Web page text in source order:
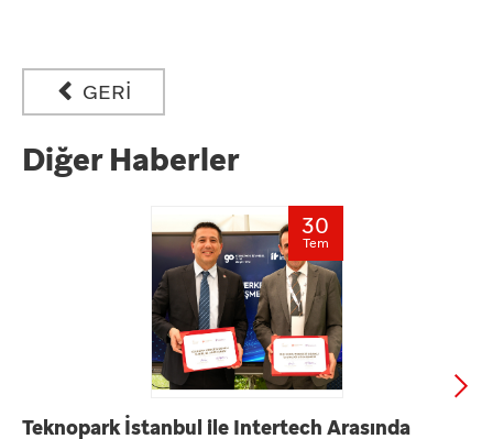
GERİ
Diğer Haberler
30
Tem
Teknopark İstanbul ile Intertech Arasında